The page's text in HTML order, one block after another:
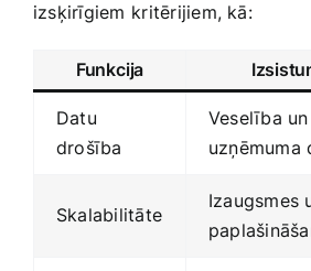
izsķirīgiem⁣ kritērijiem, kā:
Funkcija
Datu
drošība
Veselība
uzņēmuma
Skalabilitāte
Izaugsmes